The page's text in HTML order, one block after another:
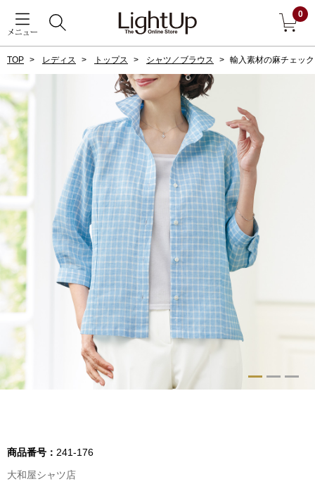
メニュー
0
すべて見る
ダーウェア
ン雑貨
戻る
アウター
ジャケット
コート
ブルゾン
その他
トップス
TOP レディス トップス シャツ／ブラウス 輸入素材の麻チェッ
商品番号： 241-176
大和屋シャツ店